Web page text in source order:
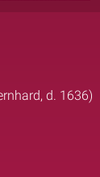
d. 1636)